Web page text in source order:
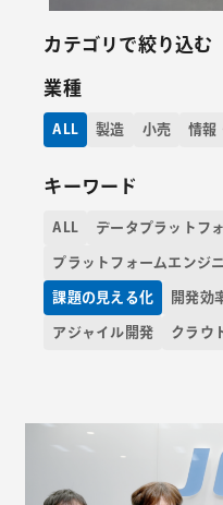
カテゴリで絞り込む
業種
ALL 製造 小売 情報
キーワード
ALL データプラットフ
プラットフォームエンジ
課題の見える化 開発効
アジャイル開発 クラウ